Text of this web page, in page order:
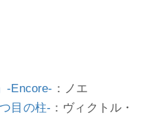
-Encore- ：ノエ
目の柱- ：ヴィクトル・